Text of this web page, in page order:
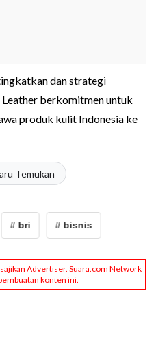
dan strategi
Leather berkomitmen untuk
produk kulit Indonesia ke
Temukan
# bri # bisnis